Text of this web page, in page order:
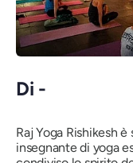
Di -
Raj Yoga Rishikesh
insegnante di yoga